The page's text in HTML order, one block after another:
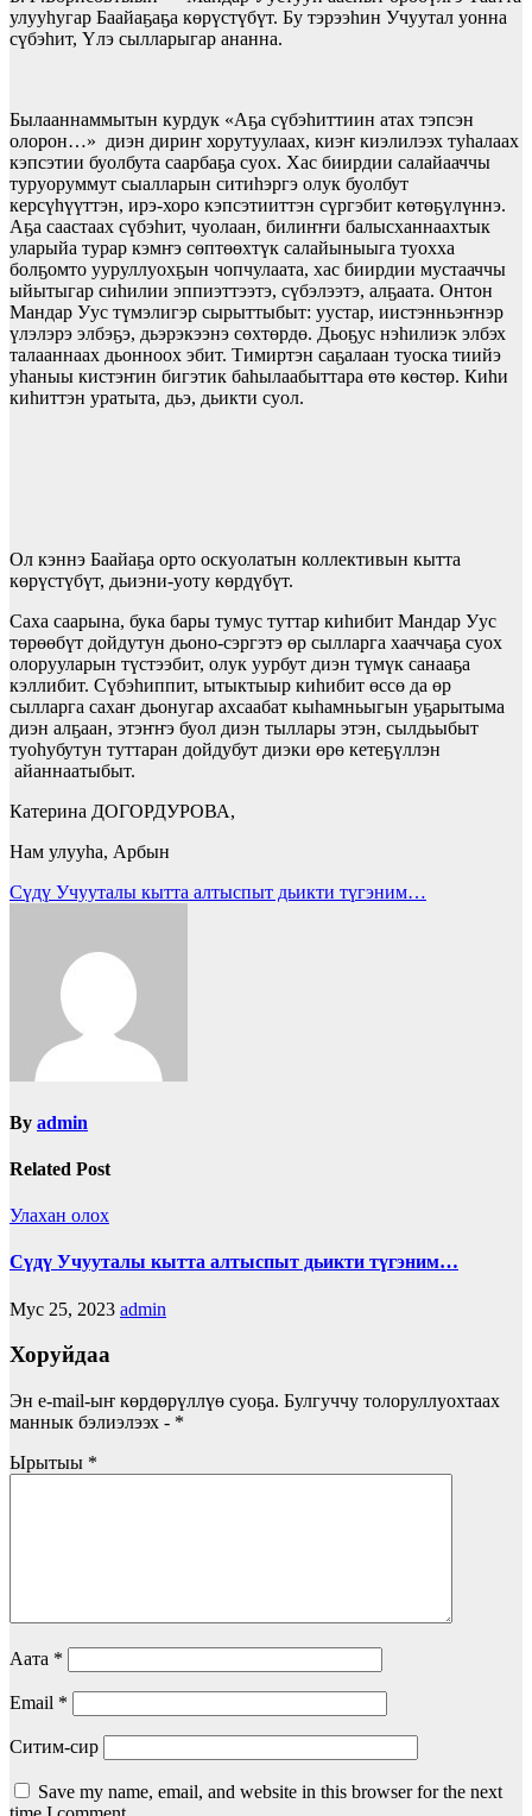
улууhугар Баайаҕаҕа көрүстүбүт. Бу тэрээһин Учуутал уонна
сүбэhит, Үлэ сылларыгар ананна.
Былааннаммытын курдук «Аҕа сүбэhиттиин атах тэпсэн
олорон…» диэн дириҥ хорутуулаах, киэҥ киэлилээх туhалаах
кэпсэтии буолбута саарбаҕа суох. Хас биирдии салайааччы
туруоруммут сыалларын ситиhэргэ олук буолбут
керсүһүүттэн, ирэ-хоро кэпсэтииттэн сүргэбит көтөҕүлүннэ.
Аҕа саастаах сүбэhит, чуолаан, билиҥҥи балысханнаахтык
уларыйа турар кэмҥэ сөптөөхтүк салайыныыга туохха
болҕомто ууруллуохҕын чопчулаата, хас биирдии мустааччы
ыйытыгар сиhилии эппиэттээтэ, сүбэлээтэ, алҕаата. Онтон
Мандар Уус түмэлигэр сырыттыбыт: уустар, иистэнньэҥнэр
үлэлэрэ элбэҕэ, дьэрэкээнэ сөхтөрдө. Дьоҕус нэhилиэк элбэх
талааннаах дьонноох эбит. Тимиртэн саҕалаан туоска тиийэ
уhаныы кистэҥин бигэтик баhылаабыттара өтө көстөр. Киhи
киhиттэн уратыта, дьэ, дьикти суол.
Ол кэннэ Баайаҕа орто оскуолатын коллективын кытта
көрүстүбүт, дьиэни-уоту көрдүбүт.
Саха саарына, бука бары тумус туттар киhибит Мандар Уус
төрөөбүт дойдутун дьоно-сэргэтэ өр сылларга хааччаҕа суох
олорууларын түстээбит, олук уурбут диэн түмүк санааҕа
кэллибит. Сүбэhиппит, ытыктыыр киhибит өссө да өр
сылларга сахаҥ дьонугар ахсаабат кыhамньыгын уҕарытыма
диэн алҕаан, этэҥҥэ буол диэн тыллары этэн, сылдьыбыт
туоhубутун туттаран дойдубут диэки өрө кетеҕүллэн
айаннаатыбыт.
Катерина ДОГОРДУРОВА,
Нам улууһа, Арбын
Суруйуулары
Сүдү Учууталы кытта алтыспыт дьикти түгэним…
By admin
Related Post
Улахан олох
Сүдү Учууталы кытта алтыспыт дьикти түгэним…
Мус 25, 2023 admin
Хоруйдаа
Эн e-mail-ыҥ көрдөрүллүө суоҕа. Булгуччу толоруллуохтаах
маннык бэлиэлээх - *
Ырытыы *
Аата *
Email *
Ситим-сир
Save my name, email, and website in this browser for the next